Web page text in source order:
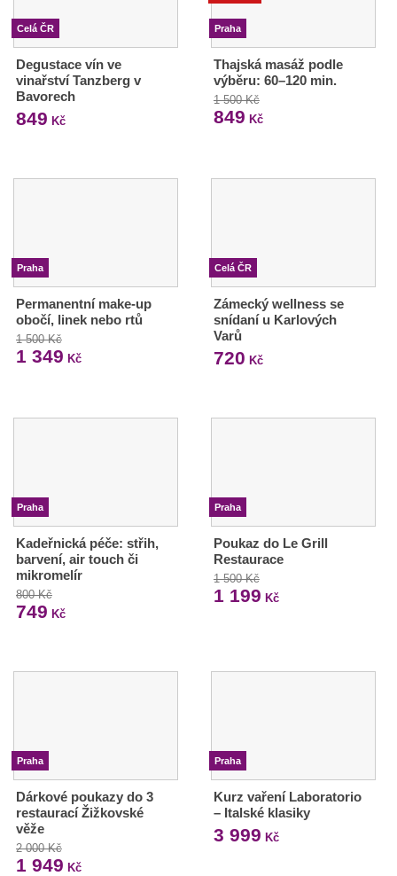
Celá ČR
Degustace vín ve
vinařství Tanzberg v
Bavorech
849 Kč
Praha
Thajská masáž podle
výběru: 60–120 min.
1 500 Kč
849 Kč
Praha
Permanentní make-up
obočí, linek nebo rtů
1 500 Kč
1 349 Kč
Celá ČR
Zámecký wellness se
snídaní u Karlových
Varů
720 Kč
Praha
Kadeřnická péče: střih,
barvení, air touch či
mikromelír
800 Kč
749 Kč
Praha
Poukaz do Le Grill
Restaurace
1 500 Kč
1 199 Kč
Praha
Dárkové poukazy do 3
restaurací Žižkovské
věže
2 000 Kč
1 949 Kč
Praha
Kurz vaření Laboratorio
– Italské klasiky
3 999 Kč